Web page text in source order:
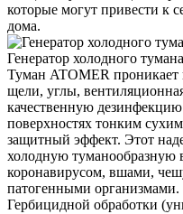
которые могут привести к
дома.
Генератор холодного тумана
Туман ATOMER проникает
щели, углы,
качественную
поверхностях тонким
защитный эффект. Этот
холодную туманообразную
коронавирусом, вшами,
патогенными
Гербицидной обработки